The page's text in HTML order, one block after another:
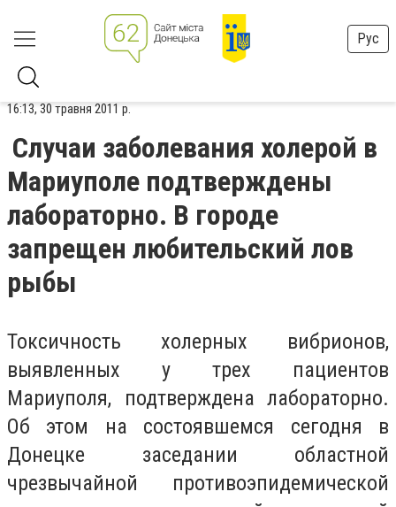
Рус
16:13, 30 травня 2011 р.
Случаи заболевания холерой в
Мариуполе подтверждены
лабораторно. В городе
запрещен любительский лов
рыбы
Токсичность холерных вибрионов,
выявленных у трех пациентов
Мариуполя, подтверждена лабораторно.
Об этом на состоявшемся сегодня в
Донецке заседании областной
чрезвычайной противоэпидемической